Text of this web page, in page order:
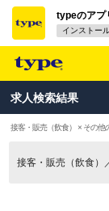
typeのアプ
インストー
求人検索結果
接客・販売（飲食） × その他
接客・販売（飲食）